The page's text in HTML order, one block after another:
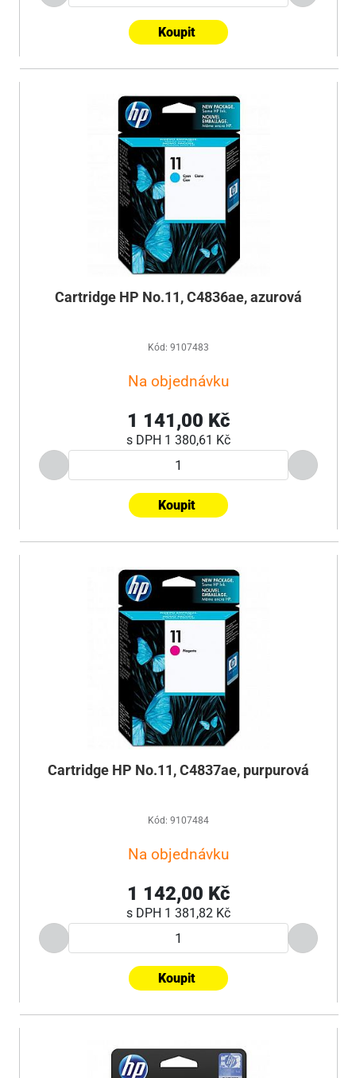
Koupit
Cartridge HP No.11, C4836ae, azurová
Kód: 9107483
Na objednávku
1 141,00 Kč
s DPH 1 380,61 Kč
Koupit
Cartridge HP No.11, C4837ae, purpurová
Kód: 9107484
Na objednávku
1 142,00 Kč
s DPH 1 381,82 Kč
Koupit